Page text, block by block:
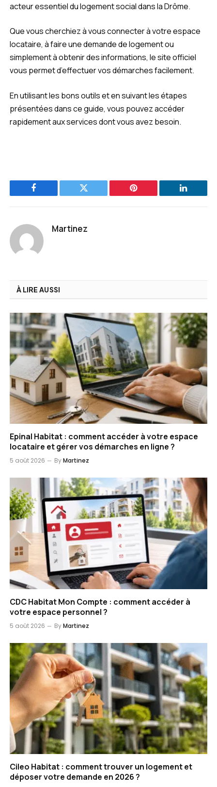
acteur essentiel du logement social dans la Drôme.
Que vous cherchiez à vous connecter à votre espace
locataire, à faire une demande de logement ou
simplement à obtenir des informations, le site officiel
vous permet d’effectuer vos démarches facilement.
En utilisant les bons outils et en suivant les étapes
présentées dans ce guide, vous pouvez accéder
rapidement aux services dont vous avez besoin.
Facebook Twitter Pinterest LinkedIn
Martinez
À LIRE AUSSI
Epinal Habitat : comment accéder à votre espace
locataire et gérer vos démarches en ligne ?
5 août 2026 ByMartinez
CDC Habitat Mon Compte : comment accéder à
votre espace personnel ?
5 août 2026 ByMartinez
Cileo Habitat : comment trouver un logement et
déposer votre demande en 2026 ?